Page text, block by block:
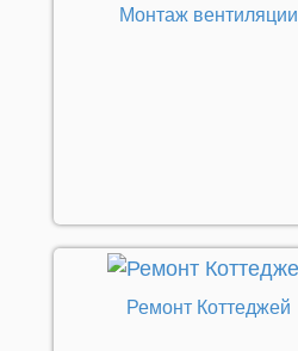
Монтаж вентиляции
Ремонт Коттеджей